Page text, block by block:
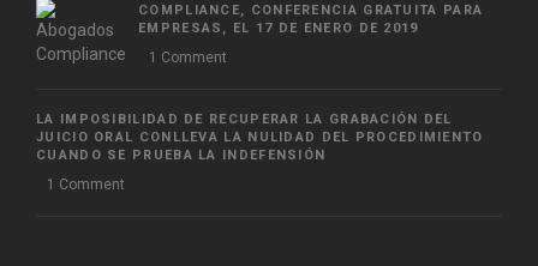
COMPLIANCE, CONFERENCIA GRATUITA PARA
EMPRESAS, EL 17 DE ENERO DE 2019
1 Comment
LA IMPOSIBILIDAD DE RECUPERAR LA GRABACIÓN DEL
JUICIO ORAL CONLLEVA LA NULIDAD DEL PROCEDIMIENTO
CUANDO SE PRUEBA LA INDEFENSIÓN
1 Comment